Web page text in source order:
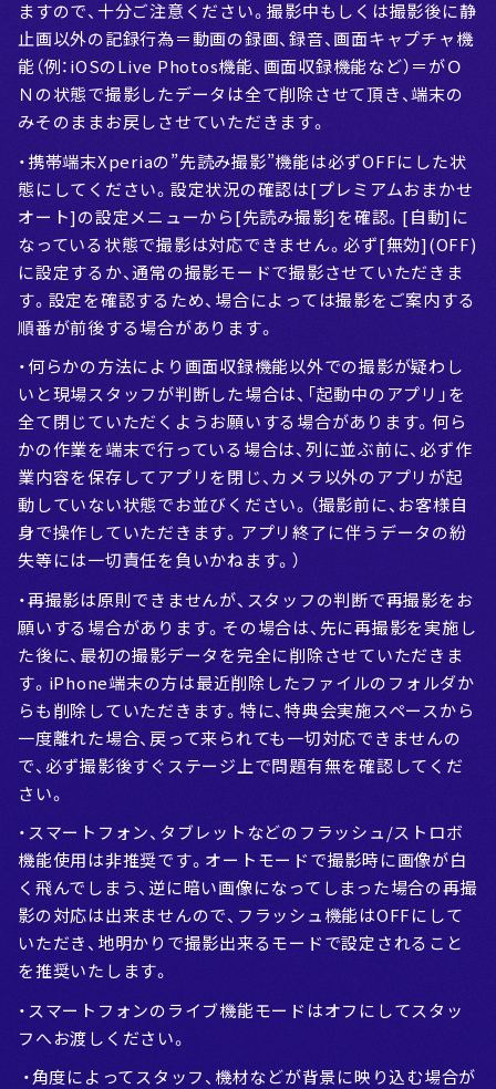
ますので、十分ご注意ください。撮影中もしくは撮影後に静
止画以外の記録行為＝動画の録画、録音、画面キャプチャ機
能（例：iOSのLive Photos機能、画面収録機能など）＝がＯ
Ｎの状態で撮影したデータは全て削除させて頂き、端末の
みそのままお戻しさせていただきます。
・携帯端末Xperiaの”先読み撮影”機能は必ずOFFにした状
態にしてください。設定状況の確認は[プレミアムおまかせ
オート]の設定メニューから[先読み撮影]を確認。[自動]に
なっている状態で撮影は対応できません。必ず[無効](OFF)
に設定するか、通常の撮影モードで撮影させていただきま
す。設定を確認するため、場合によっては撮影をご案内する
順番が前後する場合があります。
・何らかの方法により画面収録機能以外での撮影が疑わし
いと現場スタッフが判断した場合は、「起動中のアプリ」を
全て閉じていただくようお願いする場合があります。何ら
かの作業を端末で行っている場合は、列に並ぶ前に、必ず作
業内容を保存してアプリを閉じ、カメラ以外のアプリが起
動していない状態でお並びください。（撮影前に、お客様自
身で操作していただきます。アプリ終了に伴うデータの紛
失等には一切責任を負いかねます。）
・再撮影は原則できませんが、スタッフの判断で再撮影をお
願いする場合があります。その場合は、先に再撮影を実施し
た後に、最初の撮影データを完全に削除させていただきま
す。iPhone端末の方は最近削除したファイルのフォルダか
らも削除していただきます。特に、特典会実施スペースから
一度離れた場合、戻って来られても一切対応できませんの
で、必ず撮影後すぐステージ上で問題有無を確認してくだ
さい。
・スマートフォン、タブレットなどのフラッシュ/ストロボ
機能使用は非推奨です。オートモードで撮影時に画像が白
く飛んでしまう、逆に暗い画像になってしまった場合の再撮
影の対応は出来ませんので、フラッシュ機能はOFFにして
いただき、地明かりで撮影出来るモードで設定されること
を推奨いたします。
・スマートフォンのライブ機能モードはオフにしてスタッ
フへお渡しください。
・角度によってスタッフ、機材などが背景に映り込む場合が